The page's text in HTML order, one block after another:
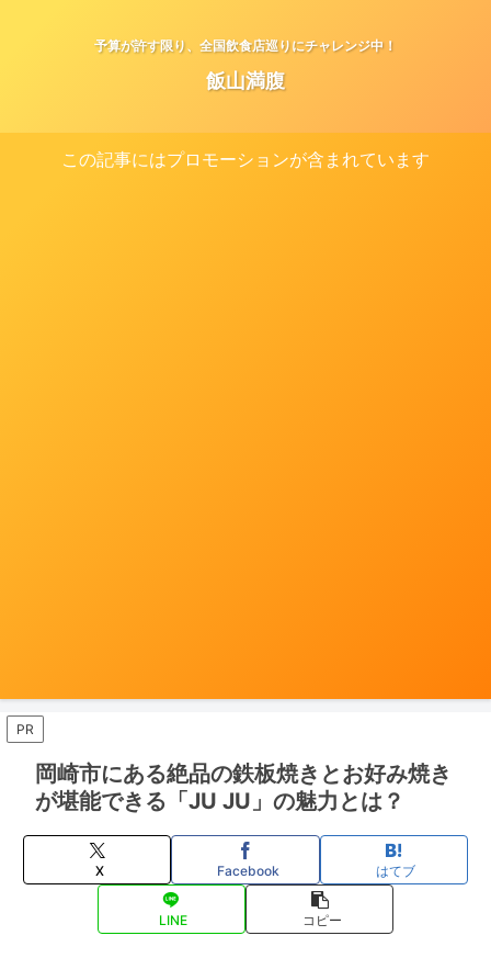
予算が許す限り、全国飲食店巡りにチャレンジ中！
飯山満腹
この記事にはプロモーションが含まれています
PR
岡崎市にある絶品の鉄板焼きとお好み焼き
が堪能できる「JU JU」の魅力とは？
X Facebook はてブ
LINE コピー